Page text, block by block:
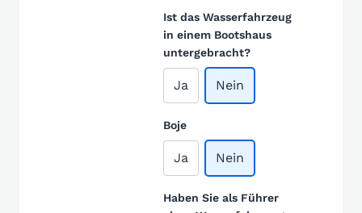
Ist das Wasserfahrzeug
in einem Bootshaus
untergebracht?
Ja Nein
Boje
Ja Nein
Haben Sie als Führer